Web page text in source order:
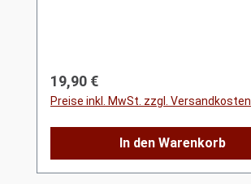
Regulärer Preis:
19,90 €
Preise inkl. MwSt. zzgl. Versandkosten
In den Warenkorb